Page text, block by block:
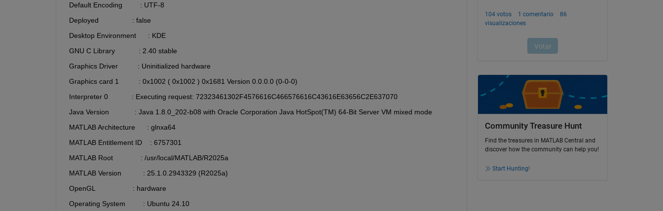
  Default Encoding         : UTF-8
  Deployed                 : false
  Desktop Environment      : KDE
  GNU C Library            : 2.40 stable
  Graphics Driver          : Uninitialized hardware
  Graphics card 1          : 0x1002 ( 0x1002 ) 0x1681 Version 0.0.0.0 (0-0-0)
  Interpreter 0            : Executing request: 72323461302F4576616C466576616C43616E63656C2E637070
  Java Version             : Java 1.8.0_202-b08 with Oracle Corporation Java HotSpot(TM) 64-Bit Server VM mixed mode
  MATLAB Architecture      : glnxa64
  MATLAB Entitlement ID    : 6757301
  MATLAB Root              : /usr/local/MATLAB/R2025a
  MATLAB Version           : 25.1.0.2943329 (R2025a)
  OpenGL                   : hardware
  Operating System         : Ubuntu 24.10
Community Treasure Hunt
Find the treasures in MATLAB Central and
discover how the community can help you!
Start Hunting!